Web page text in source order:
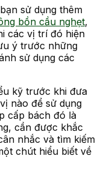
sử dụng thêm
bồn cầu nghẹt,
các vị trí đó hiện
ý trước những
sử dụng các
kỹ trước khi đưa
nào để sử dụng
cấp bách đó là
cần được khắc
nhắc và tìm kiếm
chút hiểu biết về